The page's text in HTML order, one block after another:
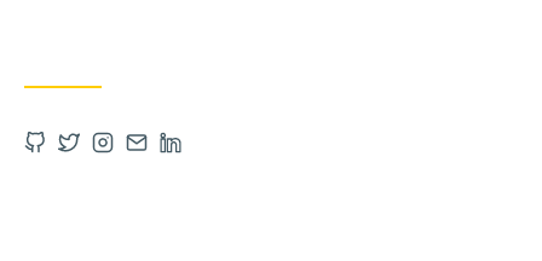
Abra a Github em uma nova aba
Abra a Twitter em uma nova aba
Abra a Instagram em uma nova aba
Entre em contato por email
Abra a Linkedin em uma nova aba